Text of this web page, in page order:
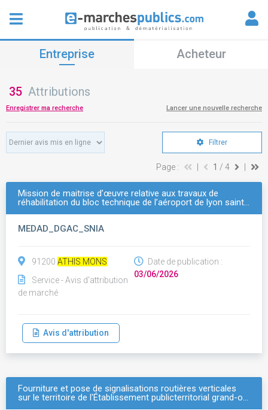
Entreprise Acheteur
35 Attributions
Enregistrer ma recherche Lancer une nouvelle recherche
Filtrer
Page : 1 / 4
Mission de maitrise d’œuvre relative aux travaux de
réhabilitation du bloc technique de l’aéroport de lyon saint…
MEDAD_DGAC_SNIA
91200 ATHIS MONS
Service - Avis d'attribution
de marché
Date de publication :
03/06/2026
Avis d'attribution
Fourniture et pose de signalisations routières verticales
sur le territoire de l'Établissement publicterritorial grand-o…